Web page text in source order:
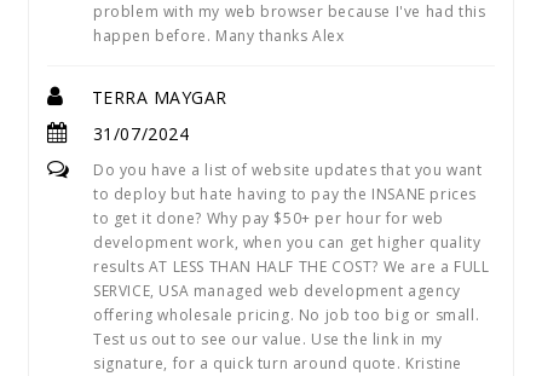
problem with my web browser because I've had this
happen before. Many thanks Alex
TERRA MAYGAR
31/07/2024
Do you have a list of website updates that you want
to deploy but hate having to pay the INSANE prices
to get it done? Why pay $50+ per hour for web
development work, when you can get higher quality
results AT LESS THAN HALF THE COST? We are a FULL
SERVICE, USA managed web development agency
offering wholesale pricing. No job too big or small.
Test us out to see our value. Use the link in my
signature, for a quick turn around quote. Kristine